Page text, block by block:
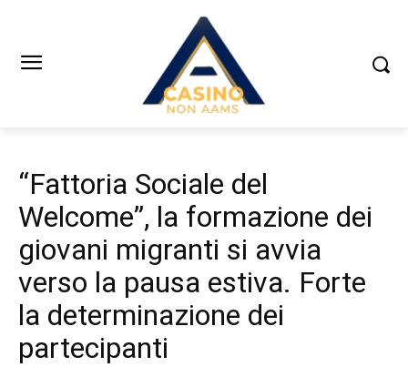
“Fattoria Sociale del
Welcome”, la formazione dei
giovani migranti si avvia
verso la pausa estiva. Forte
la determinazione dei
partecipanti